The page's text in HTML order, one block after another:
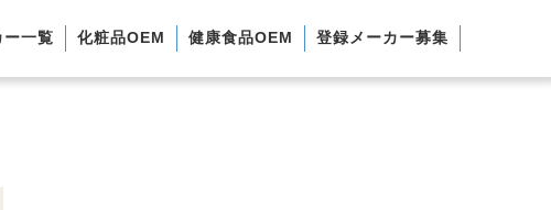
ー一覧 化粧品OEM 健康食品OEM 登録メーカー募集